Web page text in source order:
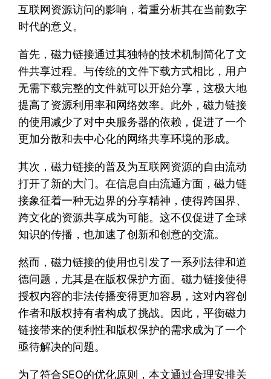
互联网资源访问的影响，着重分析其在当前数字
时代的意义。
首先，磁力链接通过其独特的技术机制简化了文
件共享过程。与传统的文件下载方式相比，用户
无需下载完整的文件就可以开始分享，这极大地
提高了资源利用率和网络效率。此外，磁力链接
的使用减少了对中央服务器的依赖，促进了一个
更加分散和去中心化的网络共享环境的形成。
其次，磁力链接的普及为互联网资源的自由流动
打开了新的大门。在信息自由流通方面，磁力链
接象征着一种无边界的分享精神，使得跨国界、
跨文化的资源共享成为可能。这不仅促进了全球
知识的传播，也加速了创新和创意的交流。
然而，磁力链接的使用也引发了一系列法律和道
德问题，尤其是在版权保护方面。磁力链接使得
授权内容的非法传播变得更加容易，这对内容创
作者和版权持有者构成了挑战。因此，平衡磁力
链接带来的便利性和版权保护的需求成为了一个
亟待解决的问题。
为了符合SEO的优化原则，本文通过合理安排关